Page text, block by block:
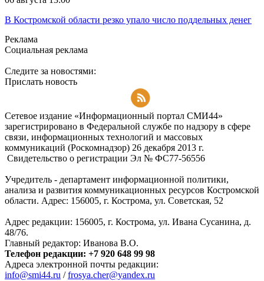
В Костромской области резко упало число поддельных денег
Реклама
Социальная реклама
Следите за новостями:
Прислать новость
Сетевое издание «Информационный портал СМИ44»
зарегистрировано в Федеральной службе по надзору в сфере
связи, информационных технологий и массовых
коммуникаций (Роскомнадзор) 26 декабря 2013 г.
Свидетельство о регистрации Эл № ФC77-56556
Учредитель - департамент информационной политики,
анализа и развития коммуникационных ресурсов Костромской
области. Адрес: 156005, г. Кострома, ул. Советская, 52
Адрес редакции: 156005, г. Кострома, ул. Ивана Сусанина, д.
48/76.
Главный редактор: Иванова В.О.
Телефон редакции: +7 920 648 99 98
Адреса электронной почты редакции:
info@smi44.ru /frosya.cher@yandex.ru